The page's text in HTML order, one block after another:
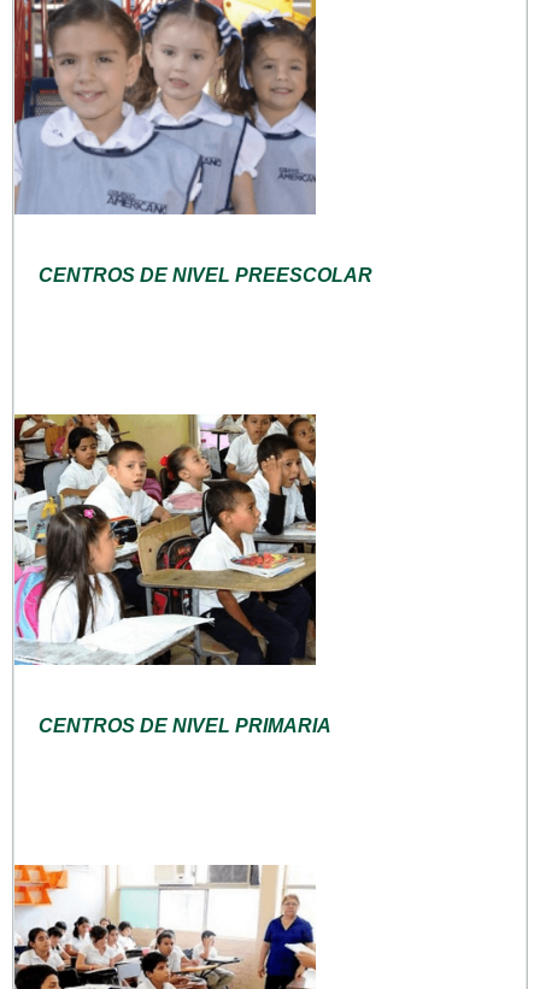
CENTROS DE NIVEL PREESCOLAR
CENTROS DE NIVEL PRIMARIA